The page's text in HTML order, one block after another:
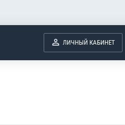
ЛИЧНЫЙ КАБИНЕТ